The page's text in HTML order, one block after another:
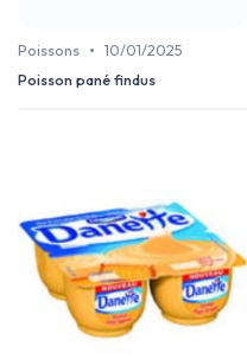
Poissons • 10/01/2025
Poisson pané findus